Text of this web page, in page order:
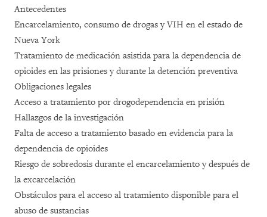
Antecedentes
Encarcelamiento, consumo de drogas y VIH en el estado de
Nueva York
Tratamiento de medicación asistida para la dependencia de
opioides en las prisiones y durante la detención preventiva
Obligaciones legales
Acceso a tratamiento por drogodependencia en prisión
Hallazgos de la investigación
Falta de acceso a tratamiento basado en evidencia para la
dependencia de opioides
Riesgo de sobredosis durante el encarcelamiento y después de
la excarcelación
Obstáculos para el acceso al tratamiento disponible para el
abuso de sustancias